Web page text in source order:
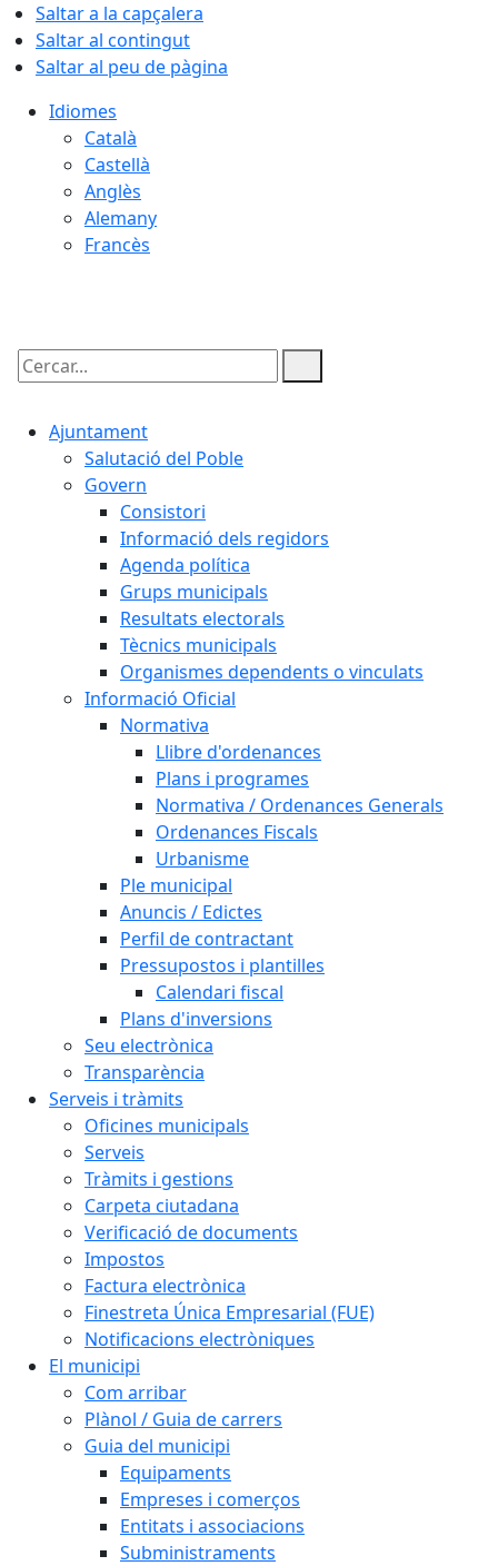
Saltar a la capçalera
Saltar al contingut
Saltar al peu de pàgina
Idiomes
Català
Castellà
Anglès
Alemany
Francès
Cercar:
Ajuntament
Salutació del Poble
Govern
Consistori
Informació dels regidors
Agenda política
Grups municipals
Resultats electorals
Tècnics municipals
Organismes dependents o vinculats
Informació Oficial
Normativa
Llibre d'ordenances
Plans i programes
Normativa / Ordenances Generals
Ordenances Fiscals
Urbanisme
Ple municipal
Anuncis / Edictes
Perfil de contractant
Pressupostos i plantilles
Calendari fiscal
Plans d'inversions
Seu electrònica
Transparència
Serveis i tràmits
Oficines municipals
Serveis
Tràmits i gestions
Carpeta ciutadana
Verificació de documents
Impostos
Factura electrònica
Finestreta Única Empresarial (FUE)
Notificacions electròniques
El municipi
Com arribar
Plànol / Guia de carrers
Guia del municipi
Equipaments
Empreses i comerços
Entitats i associacions
Subministraments